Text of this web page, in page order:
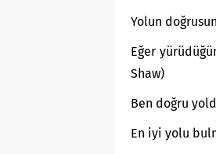
Yolun
Eğer
Shaw)
Ben doğru
En iyi yolu